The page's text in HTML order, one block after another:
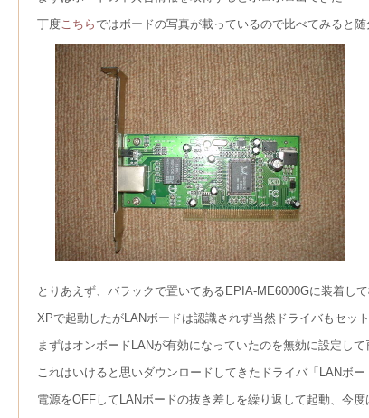
丁度こちらではボードの写真が載っているので比べてみると
とりあえず、バラックで置いてあるEPIA-ME6000Gに装着し
XPで起動したがLANボードは認識されず当然ドライバもセッ
まずはオンボードLANが有効になっていたのを無効に設定し
これはいけると思いダウンロードしてきたドライバ「LANボ
電源をOFFしてLANボードの抜き差しを繰り返して起動、今